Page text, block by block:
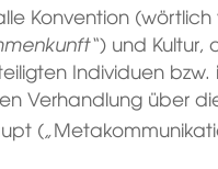
Konvention (wörtlich
) und Kultur,
Individuen
Verhandlung über
(„